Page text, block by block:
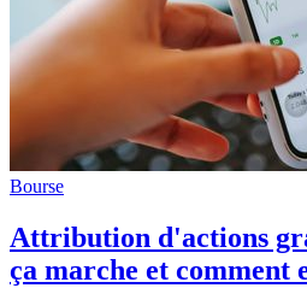
Bourse
Attribution d'actions
ça marche et comment